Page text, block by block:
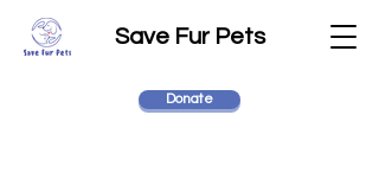
Save Fur Pets
Donate